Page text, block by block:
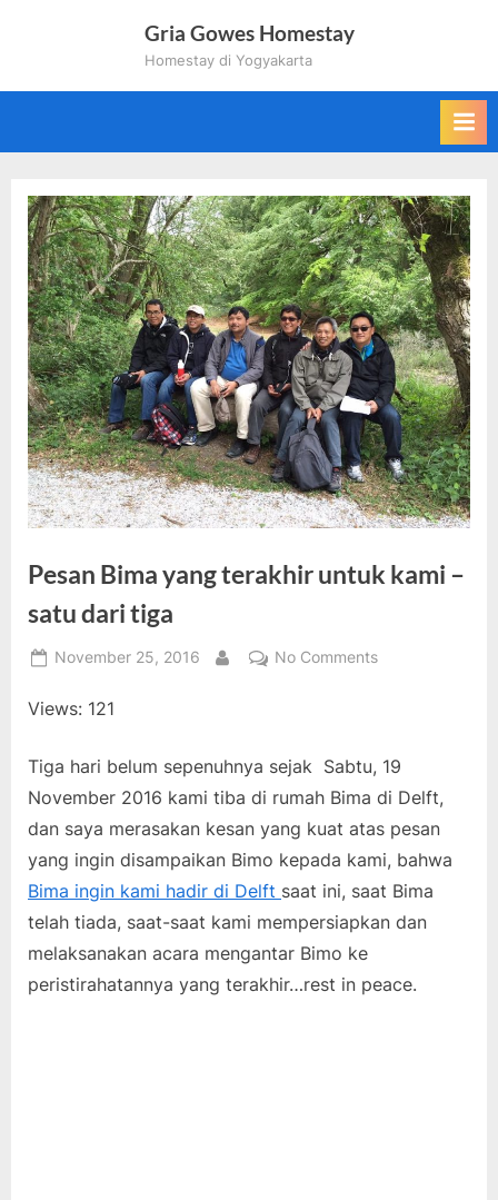
Gria Gowes Homestay
Homestay di Yogyakarta
Pesan Bima yang terakhir untuk kami –
satu dari tiga
Posted
November 25, 2016
By
No Commentson
terakhir
kami
–
satu
dari
tiga
Views: 121
Tiga hari belum sepenuhnya sejak Sabtu, 19
November 2016 kami tiba di rumah Bima di Delft,
dan saya merasakan kesan yang kuat atas pesan
yang ingin disampaikan Bimo kepada kami, bahwa
Bima ingin kami hadir di Delft saat ini, saat Bima
telah tiada, saat-saat kami mempersiapkan dan
melaksanakan acara mengantar Bimo ke
peristirahatannya yang terakhir…rest in peace.